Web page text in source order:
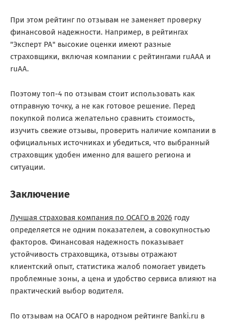
При этом рейтинг по отзывам не заменяет проверку
финансовой надежности. Например, в рейтингах
"Эксперт РА" высокие оценки имеют разные
страховщики, включая компании с рейтингами ruAAA и
ruAA.
Поэтому топ-4 по отзывам стоит использовать как
отправную точку, а не как готовое решение. Перед
покупкой полиса желательно сравнить стоимость,
изучить свежие отзывы, проверить наличие компании в
официальных источниках и убедиться, что выбранный
страховщик удобен именно для вашего региона и
ситуации.
Заключение
Лучшая страховая компания по ОСАГО в 2026 году
определяется не одним показателем, а совокупностью
факторов. Финансовая надежность показывает
устойчивость страховщика, отзывы отражают
клиентский опыт, статистика жалоб помогает увидеть
проблемные зоны, а цена и удобство сервиса влияют на
практический выбор водителя.
По отзывам на ОСАГО в народном рейтинге Banki.ru в